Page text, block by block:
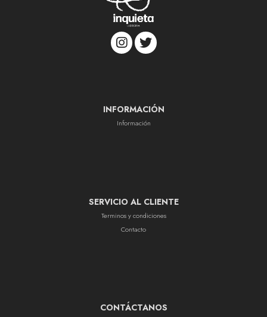
INFORMACIÓN
Información
SERVICIO AL CLIENTE
Terminos y condiciones
Contacto
CONTÁCTANOS